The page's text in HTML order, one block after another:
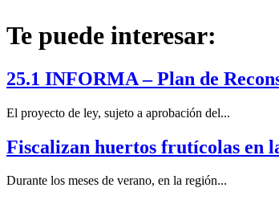
Te puede interesar:
25.1 INFORMA – Plan de
El proyecto de ley, sujeto a aprobación del...
Fiscalizan huertos frutícolas en
Durante los meses de verano, en la región...